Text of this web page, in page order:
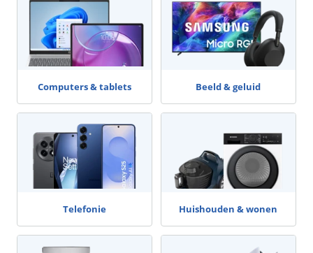
Computers & tablets Beeld & geluid
Telefonie Huishouden & wonen